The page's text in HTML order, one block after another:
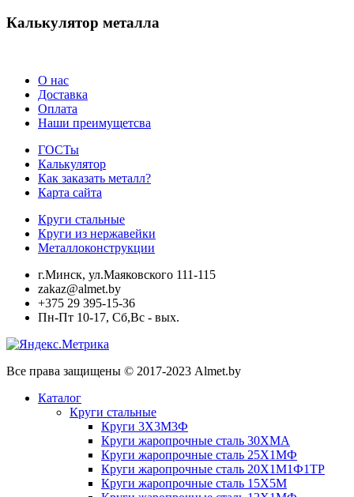
Калькулятор металла
О нас
Доставка
Оплата
Наши преимущетсва
ГОСТы
Калькулятор
Как заказать металл?
Карта сайта
Круги стальные
Круги из нержавейки
Металлоконструкции
г.Минск, ул.Маяковского 111-115
zakaz@almet.by
+375 29 395-15-36
Пн-Пт 10-17, Сб,Вс - вых.
Все права защищены © 2017-2023 Almet.by
Каталог
Круги стальные
Круги 3Х3М3Ф
Круги жаропрочные сталь 30ХМА
Круги жаропрочные сталь 25Х1МФ
Круги жаропрочные сталь 20Х1М1Ф1ТР
Круги жаропрочные сталь 15Х5М